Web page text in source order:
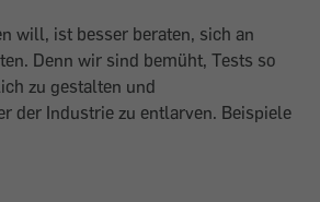
will, ist besser beraten, sich an
Denn wir sind bemüht, Tests so
zu gestalten und
der Industrie zu entlarven. Beispiele